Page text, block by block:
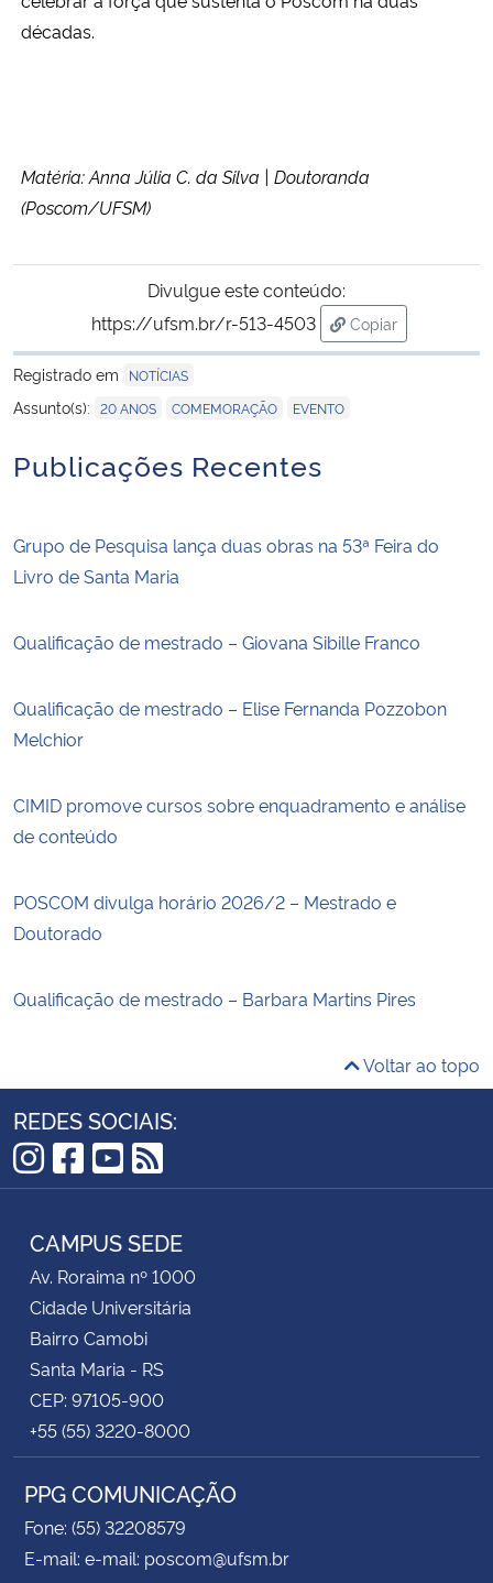
décadas.
Matéria: Anna Júlia C. da Silva | Doutoranda
(Poscom/UFSM)
Divulgue este conteúdo:
https://ufsm.br/r-513-4503
Copiar
para área de
Registrado em
NOTÍCIAS
Assunto(s): 20 ANOS COMEMORAÇÃO EVENTO
Publicações Recentes
Grupo de Pesquisa lança duas obras na 53ª Feira do
Livro de Santa Maria
Qualificação de mestrado – Giovana Sibille Franco
Qualificação de mestrado – Elise Fernanda Pozzobon
Melchior
CIMID promove cursos sobre enquadramento e análise
de conteúdo
POSCOM divulga horário 2026/2 – Mestrado e
Doutorado
Qualificação de mestrado – Barbara Martins Pires
Voltar ao topo
REDES SOCIAIS:
Instagram
Facebook
YouTube
RSS
CAMPUS SEDE
Av. Roraima nº 1000
Cidade Universitária
Bairro Camobi
Santa Maria - RS
CEP: 97105-900
+55 (55) 3220-8000
PPG COMUNICAÇÃO
Fone: (55) 32208579
E-mail: e-mail: poscom@ufsm.br